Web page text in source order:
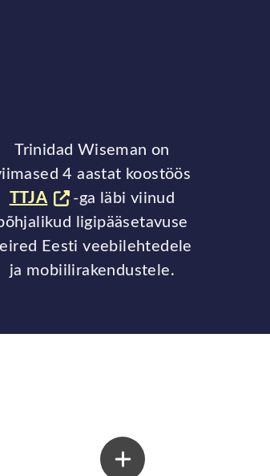
Trinidad Wiseman on
4 aastat koostöös
TTJA
-ga läbi viinud
ligipääsetavuse
Eesti veebilehtedele
ja mobiilirakendustele.